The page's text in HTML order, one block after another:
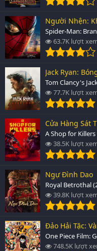
Người Nhện:
Spider-Man:
63.7K lượt
Jack Ryan:
Tom Clancy's
77.7K lượt
Cửa Hàng Sát
A Shop for Killers
38.5K lượt
Ngự Đình Dao
Royal Betrothal
39.8K lượt
Đảo Hải Tặc:
One Piece Film:
748.5K lượt